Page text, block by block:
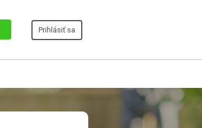
Prihlásiť sa